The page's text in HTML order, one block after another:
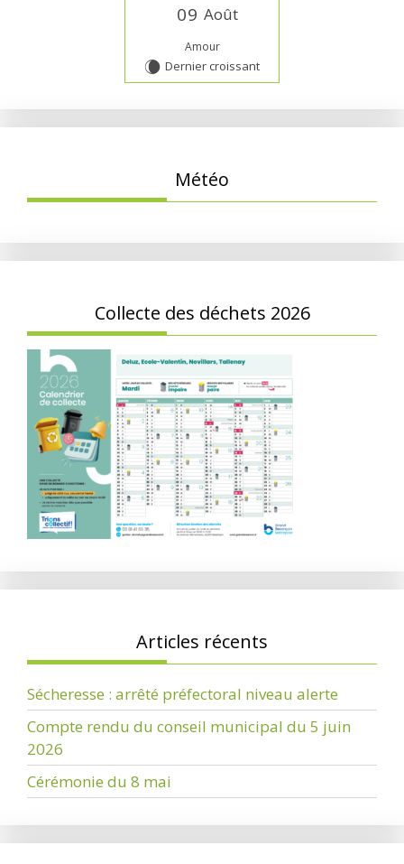
09 Août
Amour
W Dernier croissant
Météo
Collecte des déchets 2026
Articles récents
Sécheresse : arrêté préfectoral niveau alerte
Compte rendu du conseil municipal du 5 juin
2026
Cérémonie du 8 mai